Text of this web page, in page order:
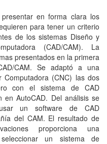
en forma clara los
para tener un criterio
de los sistemas Diseño y
(CAD/CAM). La
presentados en la primera
CAM. Se adaptó a una
(CNC) las dos
con el sistema de CAD
AutoCAD. Del análisis se
un software de CAD
del CAM. El resultado de
proporciona una
un sistema de